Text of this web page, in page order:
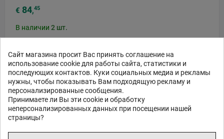
Сайт магазина просит Вас принять соглашение на
использование cookie для работы сайта, статистики и
последующих контактов. Куки социальных медиа и рекламы
нужны, чтобы показывать Вам подходящую рекламу и
персонализированные сообщения.
Принимаете ли Вы эти cookie и обработку
неперсонализированных данных при посещении нашей
страницы?
€ 84,45
В наличии 2 шт.
ЗАКАЗ В 1 КЛИК
В КОРЗИНУ